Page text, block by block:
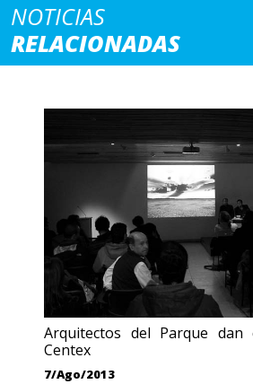
NOTICIAS
RELACIONADAS
Arquitectos del Parque dan
Centex
7/Ago/2013